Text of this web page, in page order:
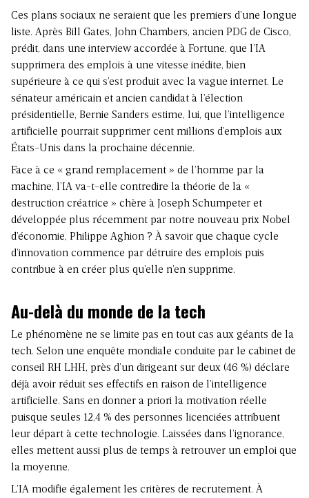
Ces plans sociaux ne seraient que les premiers d’une longue
liste. Après Bill Gates, John Chambers, ancien PDG de Cisco,
prédit, dans une interview accordée à Fortune, que l’IA
supprimera des emplois à une vitesse inédite, bien
supérieure à ce qui s’est produit avec la vague internet. Le
sénateur américain et ancien candidat à l’élection
présidentielle, Bernie Sanders estime, lui, que l’intelligence
artificielle pourrait supprimer cent millions d’emplois aux
États-Unis dans la prochaine décennie.
Face à ce « grand remplacement » de l’homme par la
machine, l’IA va-t-elle contredire la théorie de la «
destruction créatrice » chère à Joseph Schumpeter et
développée plus récemment par notre nouveau prix Nobel
d’économie, Philippe Aghion ? À savoir que chaque cycle
d’innovation commence par détruire des emplois puis
contribue à en créer plus qu’elle n’en supprime.
Au-delà du monde de la tech
Le phénomène ne se limite pas en tout cas aux géants de la
tech. Selon une enquête mondiale conduite par le cabinet de
conseil RH LHH, près d’un dirigeant sur deux (46 %) déclare
déjà avoir réduit ses effectifs en raison de l’intelligence
artificielle. Sans en donner a priori la motivation réelle
puisque seules 12,4 % des personnes licenciées attribuent
leur départ à cette technologie. Laissées dans l’ignorance,
elles mettent aussi plus de temps à retrouver un emploi que
la moyenne.
L’IA modifie également les critères de recrutement. À